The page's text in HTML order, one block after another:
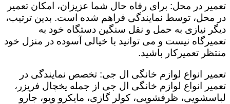
تعمیر در محل: برای رفاه حال شما عزیزان، امکان تعمیر
در محل، توسط نمایندگی فراهم شده است. بدین ترتیب،
دیگر نیازی به حمل و نقل سنگین دستگاه خود به
تعمیرگاه نیست و می توانید با خیالی آسوده در منزل خود
منتظر تعمیرکار باشید.
تعمیر انواع لوازم خانگی ال جی: تخصص نمایندگی در
تعمیر انواع لوازم خانگی ال جی از جمله یخچال فریزر،
لباسشویی، ظرفشویی، کولر گازی، مایکرو ویو، جارو